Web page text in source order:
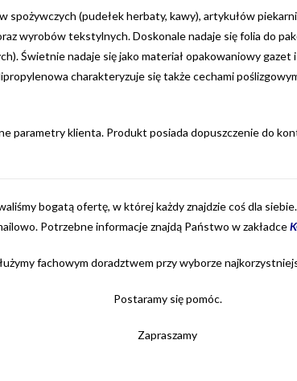
(pudełek herbaty, kawy), artykułów
wyrobów tekstylnych. Doskonale nadaje się folia do
Świetnie nadaje się jako materiał opakowaniowy
charakteryzuje się także cechami
parametry klienta. Produkt posiada dopuszczenie do
bogatą ofertę, w której każdy znajdzie coś dla
Potrzebne informacje znajdą Państwo w zakładce
fachowym doradztwem przy wyborze
Postaramy się pomóc.
Zapraszamy